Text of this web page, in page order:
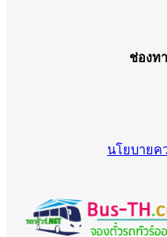
ช่องท
นโยบายค